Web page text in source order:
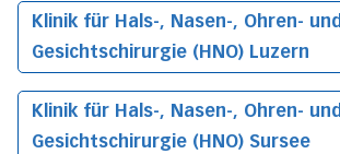
Klinik für Hals-, Nasen-, Ohren- und
Gesichtschirurgie (HNO) Luzern
Klinik für Hals-, Nasen-, Ohren- und
Gesichtschirurgie (HNO) Sursee